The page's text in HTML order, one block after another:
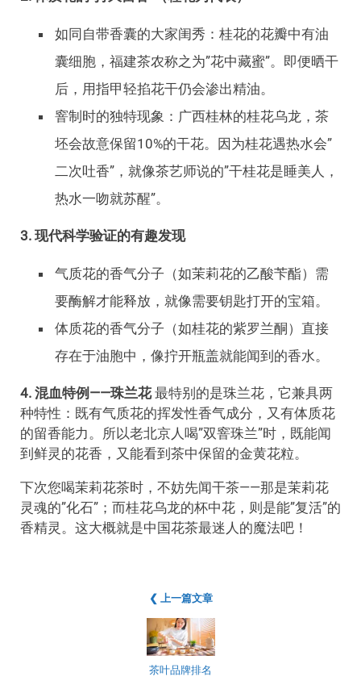
如同自带香囊的大家闺秀：桂花的花瓣中有油
囊细胞，福建茶农称之为”花中藏蜜”。即便晒干
后，用指甲轻掐花干仍会渗出精油。
窨制时的独特现象：广西桂林的桂花乌龙，茶
坯会故意保留10%的干花。因为桂花遇热水会”
二次吐香”，就像茶艺师说的”干桂花是睡美人，
热水一吻就苏醒”。
3. 现代科学验证的有趣发现
气质花的香气分子（如茉莉花的乙酸苄酯）需
要酶解才能释放，就像需要钥匙打开的宝箱。
体质花的香气分子（如桂花的紫罗兰酮）直接
存在于油胞中，像拧开瓶盖就能闻到的香水。
4. 混血特例——珠兰花最特别的是珠兰花，它兼具两
种特性：既有气质花的挥发性香气成分，又有体质花
的留香能力。所以老北京人喝”双窨珠兰”时，既能闻
到鲜灵的花香，又能看到茶中保留的金黄花粒。
下次您喝茉莉花茶时，不妨先闻干茶——那是茉莉花
灵魂的”化石”；而桂花乌龙的杯中花，则是能”复活”的
香精灵。这大概就是中国花茶最迷人的魔法吧！
❮ 上一篇文章
茶叶品牌排名